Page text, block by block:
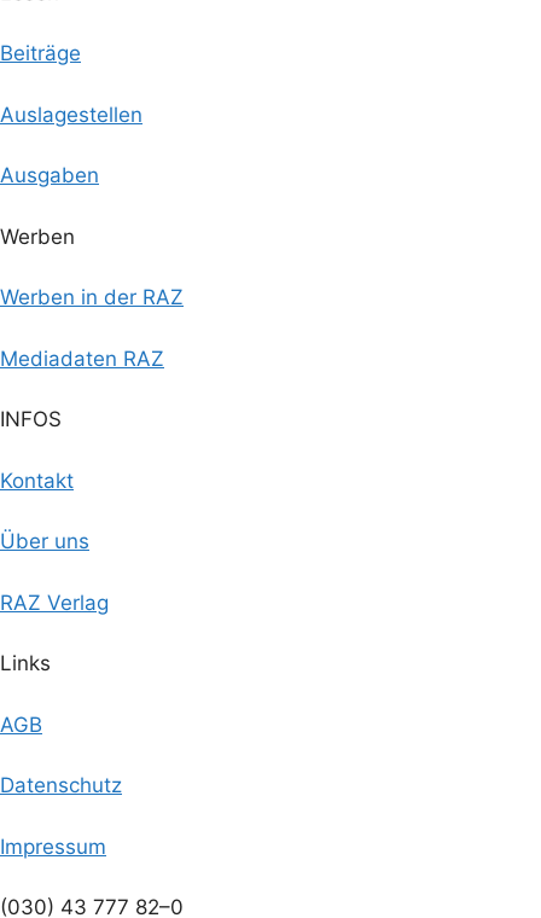
Beiträge
Auslagestellen
Ausgaben
Werben
Werben in der RAZ
Mediadaten RAZ
INFOS
Kontakt
Über uns
RAZ Verlag
Links
AGB
Datenschutz
Impressum
(030) 43 777 82–0